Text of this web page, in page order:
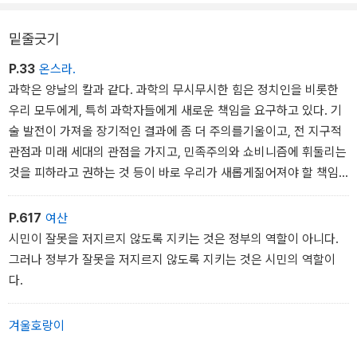
밑줄긋기
P.33 온스라.
과학은 양날의 칼과 같다. 과학의 무시무시한 힘은 정치인을 비롯한
우리 모두에게, 특히 과학자들에게 새로운 책임을 요구하고 있다. 기
술 발전이 가져올 장기적인 결과에 좀 더 주의를기울이고, 전 지구적
관점과 미래 세대의 관점을 가지고, 민족주의와 쇼비니즘에 휘둘리는
것을 피하라고 권하는 것 등이 바로 우리가 새롭게짊어져야 할 책임
이다. 사소한 실수가 아주 커다란 대가를 치러야 하는시대이기 때문
이다.
P.617 여산
시민이 잘못을 저지르지 않도록 지키는 것은 정부의 역할이 아니다.
그러나 정부가 잘못을 저지르지 않도록 지키는 것은 시민의 역할이
다.
겨울호랑이